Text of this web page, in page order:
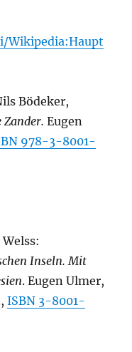
Wikipedia:Haupt
Bödeker,
Zander. Eugen
978-3-8001-
Inseln. Mit
. Eugen Ulmer,
ISBN 3-8001-